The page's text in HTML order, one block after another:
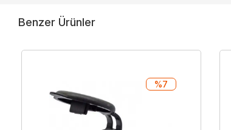
Benzer Ürünler
%7